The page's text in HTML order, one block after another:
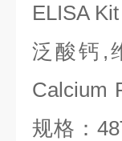
ELISA Kit
泛酸钙 ,
Calcium
规格：